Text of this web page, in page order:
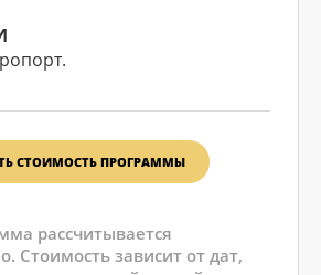
СТОИМОСТЬ ПРОГРАММЫ
рассчитывается
Стоимость зависит от дат,